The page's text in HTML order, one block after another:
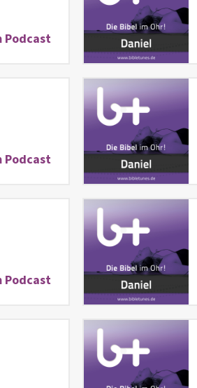
Podcast
Podcast
Podcast